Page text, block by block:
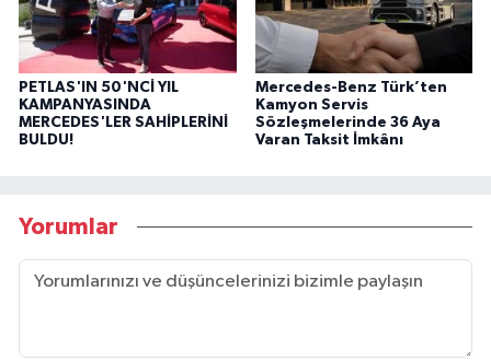
PETLAS'IN 50'NCİ YIL
KAMPANYASINDA
MERCEDES'LER SAHİPLERİNİ
BULDU!
Mercedes-Benz Türk’ten
Kamyon Servis
Sözleşmelerinde 36 Aya
Varan Taksit İmkânı
Yorumlar